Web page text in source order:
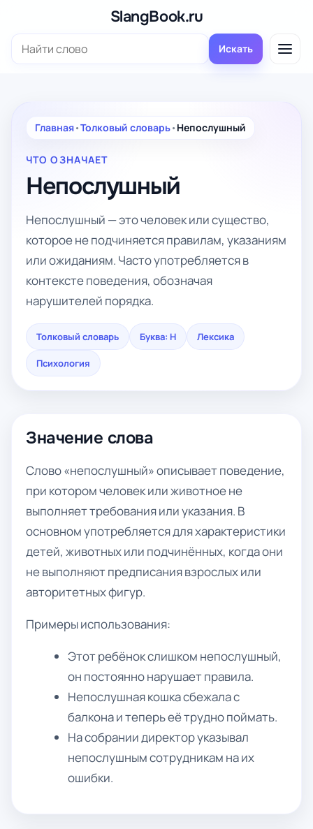
содержимому
SlangBook.ru
Поиск: Искать
Главная•Толковый словарь• Непослушный
ЧТО ОЗНАЧАЕТ
Непослушный
Непослушный — это человек или существо,
которое не подчиняется правилам, указаниям
или ожиданиям. Часто употребляется в
контексте поведения, обозначая
нарушителей порядка.
Толковый словарь Буква: Н Лексика
Психология
Значение слова
Слово «непослушный» описывает поведение,
при котором человек или животное не
выполняет требования или указания. В
основном употребляется для характеристики
детей, животных или подчинённых, когда они
не выполняют предписания взрослых или
авторитетных фигур.
Примеры использования:
Этот ребёнок слишком непослушный,
он постоянно нарушает правила.
Непослушная кошка сбежала с
балкона и теперь её трудно поймать.
На собрании директор указывал
непослушным сотрудникам на их
ошибки.